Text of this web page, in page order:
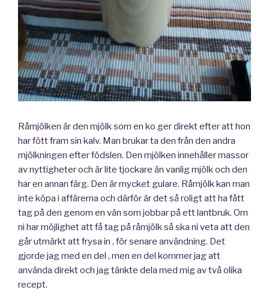
Råmjölken är den mjölk som en ko ger direkt efter att hon
har fött fram sin kalv. Man brukar ta den från den andra
mjölkningen efter födslen. Den mjölken innehåller massor
av nyttigheter och är lite tjockare än vanlig mjölk och den
har en annan färg. Den är mycket gulare. Råmjölk kan man
inte köpa i affärerna och därför är det så roligt att ha fått
tag på den genom en vän som jobbar på ett lantbruk. Om
ni har möjlighet att få tag på råmjölk så ska ni veta att den
går utmärkt att frysa in , för senare användning. Det
gjorde jag med en del , men en del kommer jag att
använda direkt och jag tänkte dela med mig av två olika
recept.